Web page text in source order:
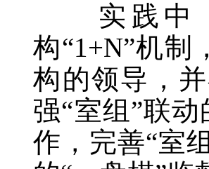
实践中，
构“1+N”机
构的领导，
强“室组”联
作，完善“室